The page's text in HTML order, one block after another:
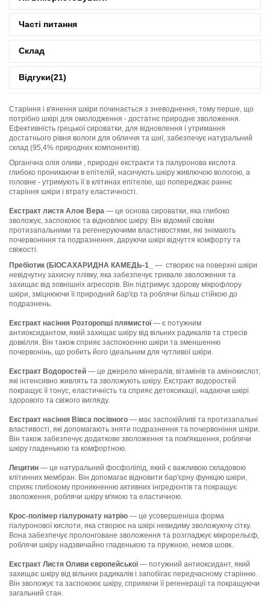
Часті питання
Склад
Відгуки(21)
Старіння і в'янення шкіри починається з зневоднення, тому перше, що
потрібно шкірі для омолодження - достатнє природне зволоження.
Ефективність грецької сироватки, для відновлення і утримання
достатнього рівня вологи для обличчя та шиї, забезпечує натуральний
склад (95,4% природних компонентів).
Органічна олія оливи , природні екстракти та гіалуронова кислота
глибоко проникаючи в епітелій, насичують шкіру живлючою вологою, а
головне - утримують її в клітинах епітелію, що попереджає раннє
старіння шкіри і втрату еластичності.
Екстракт листя Алое Вера — це основа сироватки, яка глибоко
зволожує, заспокоює та відновлює шкіру. Він відомий своїми
протизапальними та регенеруючими властивостями, які знімають
почервоніння та подразнення, даруючи шкірі відчуття комфорту та
свіжості.
Пребіотик (БІОСАХАРИДНА КАМЕДЬ-1_
— створює на поверхні шкіри
невідчутну захисну плівку, яка забезпечує тривале зволоження та
захищає від зовнішніх агресорів. Він підтримує здорову мікрофлору
шкіри, зміцнюючи її природний бар'єр та роблячи більш стійкою до
подразнень.
Екстракт насіння Розторопші плямистої— є потужним
антиоксидантом, який захищає шкіру від вільних радикалів та стресів
довкілля. Він також сприяє заспокоєнню шкіри та зменшенню
почервонінь, що робить його ідеальним для чутливої шкіри.
Екстракт Водоростей — це джерело мінералів, вітамінів та амінокислот,
які інтенсивно живлять та зволожують шкіру. Екстракт водоростей
покращує її тонус, еластичність та сприяє детоксикації, надаючи шкірі
здорового та свіжого вигляду.
Екстракт насіння Вівса посівного — має заспокійливі та протизапальні
властивості, які допомагають зняти подразнення та почервоніння шкіри.
Він також забезпечує додаткове зволоження та пом'якшення, роблячи
шкіру гладенькою та комфортною.
Лецитин — це натуральний фосфоліпід, який є важливою складовою
клітинних мембран. Він допомагає відновити бар'єрну функцію шкіри,
сприяє глибокому проникненню активних інгредієнтів та покращує
зволоження, роблячи шкіру м'якою та еластичною.
Крос-полімер гіалуронату натрію — це усовершеніша форма
гіалуронової кислоти, яка створює на шкірі невидиму зволожуючу сітку.
Вона забезпечує пролонговане зволоження та розгладжує мікрорельєф,
роблячи шкіру надзвичайно гладенькою та пружною, немов шовк.
Екстракт Листя Оливи європейської— потужний антиоксидант, який
захищає шкіру від вільних радикалів і запобігає передчасному старінню.
Він зволожує та заспокоює шкіру, сприяючи її регенерації та покращуючи
загальний стан.